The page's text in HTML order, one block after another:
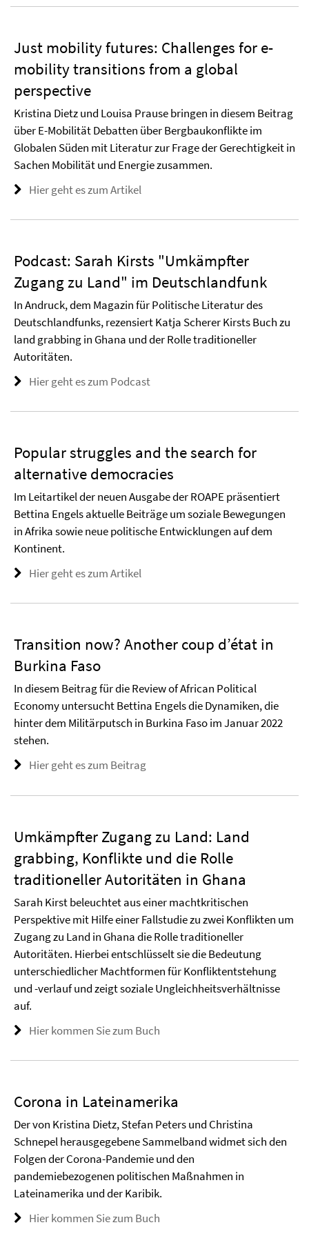
Just mobility futures: Challenges for e-
mobility transitions from a global
perspective
Kristina Dietz und Louisa Prause bringen in diesem Beitrag
über E-Mobilität Debatten über Bergbaukonflikte im
Globalen Süden mit Literatur zur Frage der Gerechtigkeit in
Sachen Mobilität und Energie zusammen.
Hier geht es zum Artikel
Podcast: Sarah Kirsts "Umkämpfter
Zugang zu Land" im Deutschlandfunk
In Andruck, dem Magazin für Politische Literatur des
Deutschlandfunks, rezensiert Katja Scherer Kirsts Buch zu
land grabbing in Ghana und der Rolle traditioneller
Autoritäten.
Hier geht es zum Podcast
Popular struggles and the search for
alternative democracies
Im Leitartikel der neuen Ausgabe der ROAPE präsentiert
Bettina Engels aktuelle Beiträge um soziale Bewegungen
in Afrika sowie neue politische Entwicklungen auf dem
Kontinent.
Hier geht es zum Artikel
Transition now? Another coup d’état in
Burkina Faso
In diesem Beitrag für die Review of African Political
Economy untersucht Bettina Engels die Dynamiken, die
hinter dem Militärputsch in Burkina Faso im Januar 2022
stehen.
Hier geht es zum Beitrag
Umkämpfter Zugang zu Land: Land
grabbing, Konflikte und die Rolle
traditioneller Autoritäten in Ghana
Sarah Kirst beleuchtet aus einer machtkritischen
Perspektive mit Hilfe einer Fallstudie zu zwei Konflikten um
Zugang zu Land in Ghana die Rolle traditioneller
Autoritäten. Hierbei entschlüsselt sie die Bedeutung
unterschiedlicher Machtformen für Konfliktentstehung
und -verlauf und zeigt soziale Ungleichheitsverhältnisse
auf.
Hier kommen Sie zum Buch
Corona in Lateinamerika
Der von Kristina Dietz, Stefan Peters und Christina
Schnepel herausgegebene Sammelband widmet sich den
Folgen der Corona-Pandemie und den
pandemiebezogenen politischen Maßnahmen in
Lateinamerika und der Karibik.
Hier kommen Sie zum Buch